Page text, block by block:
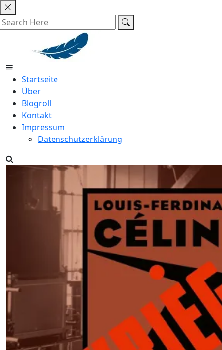
Skip
to
content
Startseite
Über
Blogroll
Kontakt
Impressum
Datenschutzerklärung